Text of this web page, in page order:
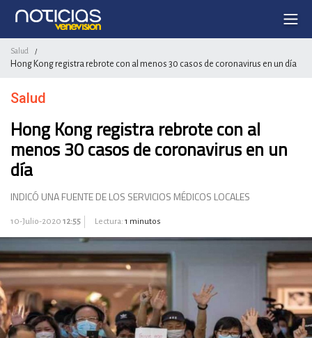
Salud /
Hong Kong registra rebrote con al menos 30 casos de coronavirus en un día
Salud
Hong Kong registra rebrote con al
menos 30 casos de coronavirus en un
día
INDICÓ UNA FUENTE DE LOS SERVICIOS MÉDICOS LOCALES
10-Julio-2020 12:55 Lectura: 1 minutos